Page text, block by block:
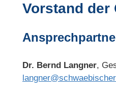
Vorstand der
Dr. Bernd Langner,